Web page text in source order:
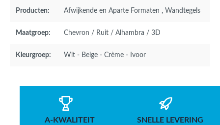
Producten: Afwijkende en Aparte Formaten , Wandtegels
Maatgroep: Chevron / Ruit / Alhambra / 3D
Kleurgroep: Wit - Beige - Crème - Ivoor
A-KWALITEIT SNELLE LEVERING